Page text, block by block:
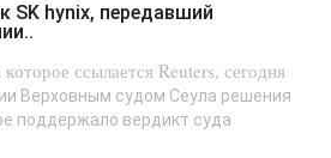
ссылается Reuters, сегодня
Верховным судом Сеула решения
поддержало вердикт суда